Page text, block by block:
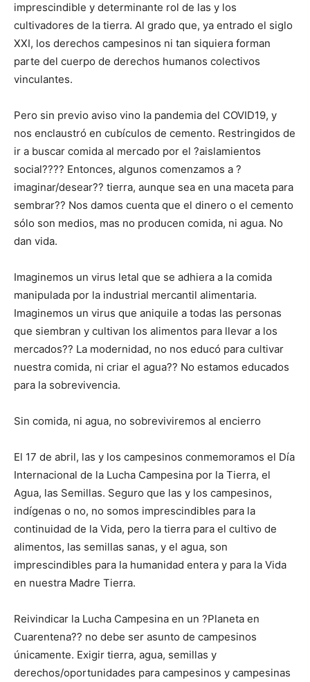
imprescindible y determinante rol de las y los
cultivadores de la tierra. Al grado que, ya entrado el siglo
XXI, los derechos campesinos ni tan siquiera forman
parte del cuerpo de derechos humanos colectivos
vinculantes.
Pero sin previo aviso vino la pandemia del COVID19, y
nos enclaustró en cubículos de cemento. Restringidos de
ir a buscar comida al mercado por el ?aislamientos
social???? Entonces, algunos comenzamos a ?
imaginar/desear?? tierra, aunque sea en una maceta para
sembrar?? Nos damos cuenta que el dinero o el cemento
sólo son medios, mas no producen comida, ni agua. No
dan vida.
Imaginemos un virus letal que se adhiera a la comida
manipulada por la industrial mercantil alimentaria.
Imaginemos un virus que aniquile a todas las personas
que siembran y cultivan los alimentos para llevar a los
mercados?? La modernidad, no nos educó para cultivar
nuestra comida, ni criar el agua?? No estamos educados
para la sobrevivencia.
Sin comida, ni agua, no sobreviviremos al encierro
El 17 de abril, las y los campesinos conmemoramos el Día
Internacional de la Lucha Campesina por la Tierra, el
Agua, las Semillas. Seguro que las y los campesinos,
indígenas o no, no somos imprescindibles para la
continuidad de la Vida, pero la tierra para el cultivo de
alimentos, las semillas sanas, y el agua, son
imprescindibles para la humanidad entera y para la Vida
en nuestra Madre Tierra.
Reivindicar la Lucha Campesina en un ?Planeta en
Cuarentena?? no debe ser asunto de campesinos
únicamente. Exigir tierra, agua, semillas y
derechos/oportunidades para campesinos y campesinas